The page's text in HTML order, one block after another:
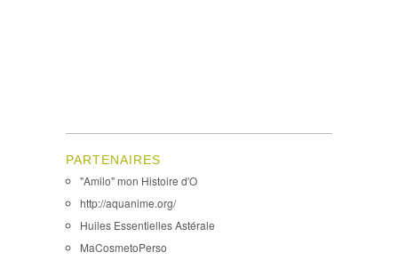
PARTENAIRES
"Amilo" mon Histoire d'O
http://aquanime.org/
Huiles Essentielles Astérale
MaCosmetoPerso